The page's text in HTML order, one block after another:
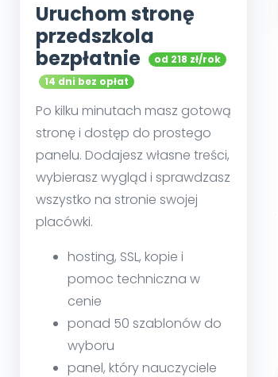
Uruchom stronę
przedszkola
bezpłatnie
od 218 zł/rok
14 dni bez opłat
Po kilku minutach masz gotową
stronę i dostęp do prostego
panelu. Dodajesz własne treści,
wybierasz wygląd i sprawdzasz
wszystko na stronie swojej
placówki.
hosting, SSL, kopie i
pomoc techniczna w
cenie
ponad 50 szablonów do
wyboru
panel, który nauczyciele